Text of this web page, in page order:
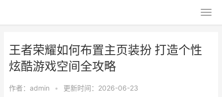
王者荣耀如何布置主页装扮 打造个性
炫酷游戏空间全攻略
作者： admin • 更新时间：2026-06-23